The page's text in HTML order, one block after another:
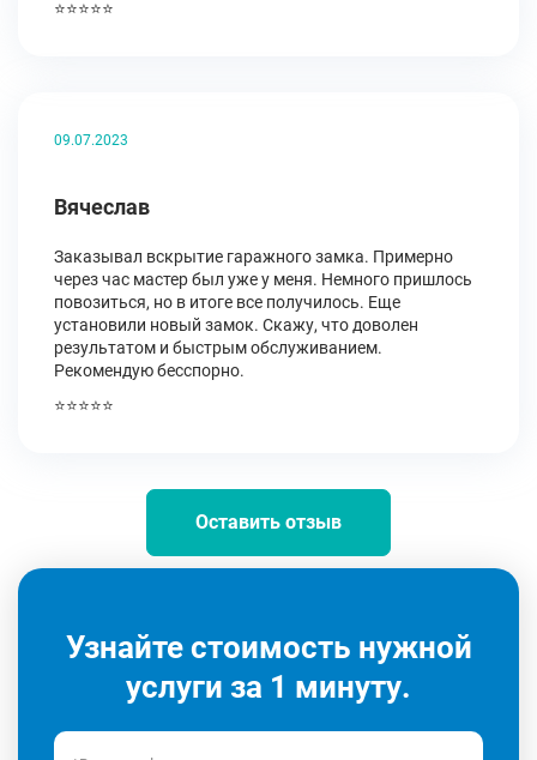
⭐⭐⭐⭐⭐
09.07.2023
Вячеслав
Заказывал вскрытие гаражного замка. Примерно
через час мастер был уже у меня. Немного пришлось
повозиться, но в итоге все получилось. Еще
установили новый замок. Скажу, что доволен
результатом и быстрым обслуживанием.
Рекомендую бесспорно.
⭐⭐⭐⭐⭐
Оставить отзыв
Узнайте стоимость нужной
услуги за 1 минуту.